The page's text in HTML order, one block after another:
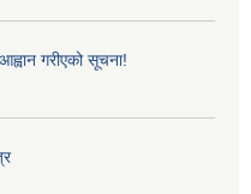
गरीएको सूचना!